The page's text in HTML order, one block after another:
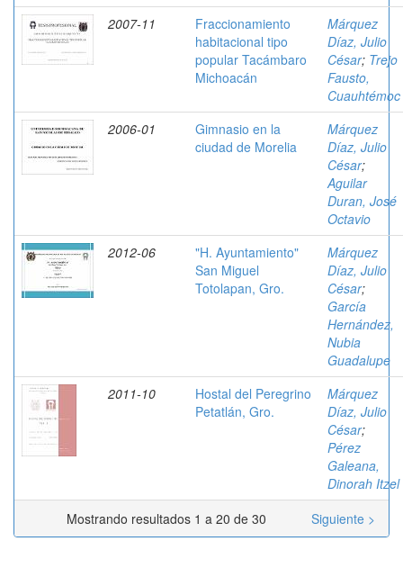
2007-11
Fraccionamiento
habitacional tipo
popular Tacámbaro
Michoacán
Márquez
Díaz, Julio
César; Trejo
Fausto,
Cuauhtémoc
2006-01
Gimnasio en la
ciudad de Morelia
Márquez
Díaz, Julio
César;
Aguilar
Duran, José
Octavio
2012-06
"H. Ayuntamiento"
San Miguel
Totolapan, Gro.
Márquez
Díaz, Julio
César;
García
Hernández,
Nubia
Guadalupe
2011-10
Hostal del Peregrino
Petatlán, Gro.
Márquez
Díaz, Julio
César;
Pérez
Galeana,
Dinorah Itzel
Mostrando resultados 1 a 20 de 30
Siguiente >